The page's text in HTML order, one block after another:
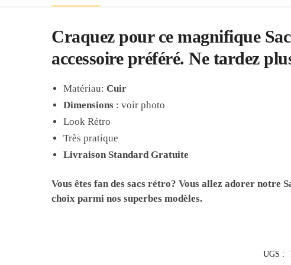
Craquez pour ce magnifique
accessoire préféré. Ne tardez
Matériau:Cuir
Dimensions : voir photo
Look Rétro
Très pratique
Livraison Standard Gratuite
Vous êtes fan des sacs rétro? Vous allez adorer notre
choix parmi nos superbes modèles.
UGS :